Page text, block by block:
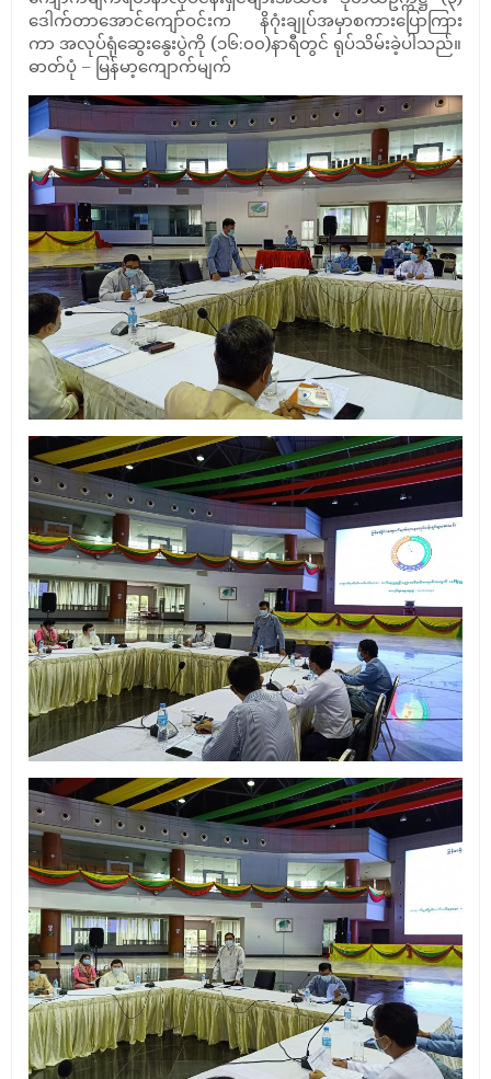
ဒေါက်တာအောင်ကျော်ဝင်းက နိဂုံးချုပ်အမှာစကားပြောကြား
ကာ အလုပ်ရုံဆွေးနွေးပွဲကို (၁၆:၀၀)နာရီတွင် ရုပ်သိမ်းခဲ့ပါသည်။
ဓာတ်ပုံ – မြန်မာ့ကျောက်မျက်